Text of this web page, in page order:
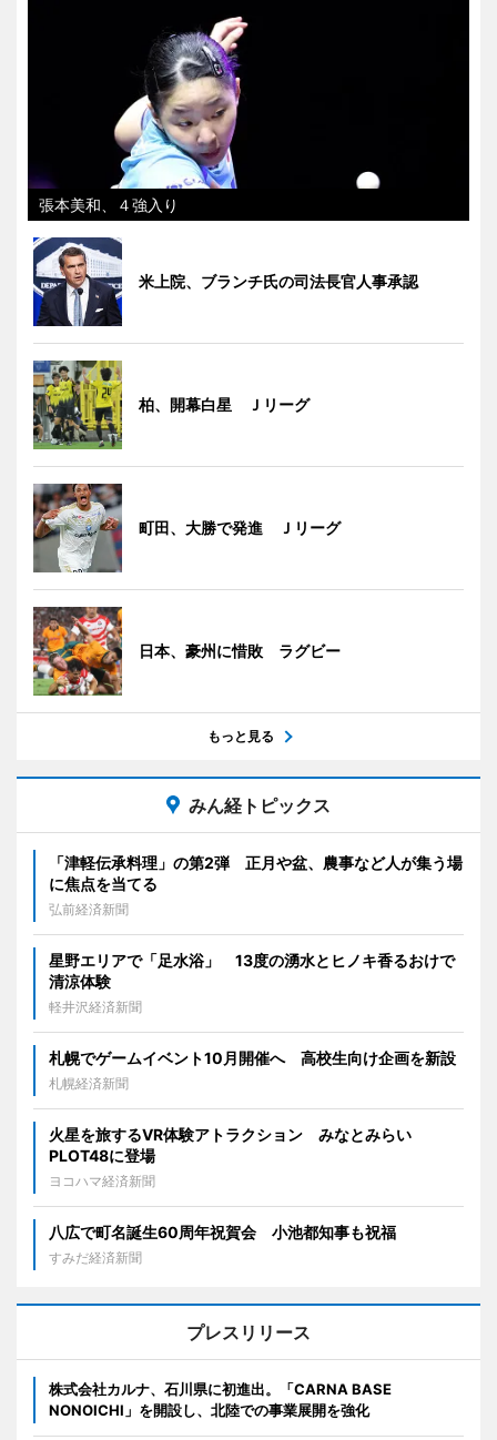
張本美和、４強入り
米上院、ブランチ氏の司法長官人事承認
柏、開幕白星 Ｊリーグ
町田、大勝で発進 Ｊリーグ
日本、豪州に惜敗 ラグビー
もっと見る
みん経トピックス
「津軽伝承料理」の第2弾 正月や盆、農事など人が集う場
に焦点を当てる
弘前経済新聞
星野エリアで「足水浴」 13度の湧水とヒノキ香るおけで
清涼体験
軽井沢経済新聞
札幌でゲームイベント10月開催へ 高校生向け企画を新設
札幌経済新聞
火星を旅するVR体験アトラクション みなとみらい
PLOT48に登場
ヨコハマ経済新聞
八広で町名誕生60周年祝賀会 小池都知事も祝福
すみだ経済新聞
プレスリリース
株式会社カルナ、石川県に初進出。「CARNA BASE
NONOICHI」を開設し、北陸での事業展開を強化